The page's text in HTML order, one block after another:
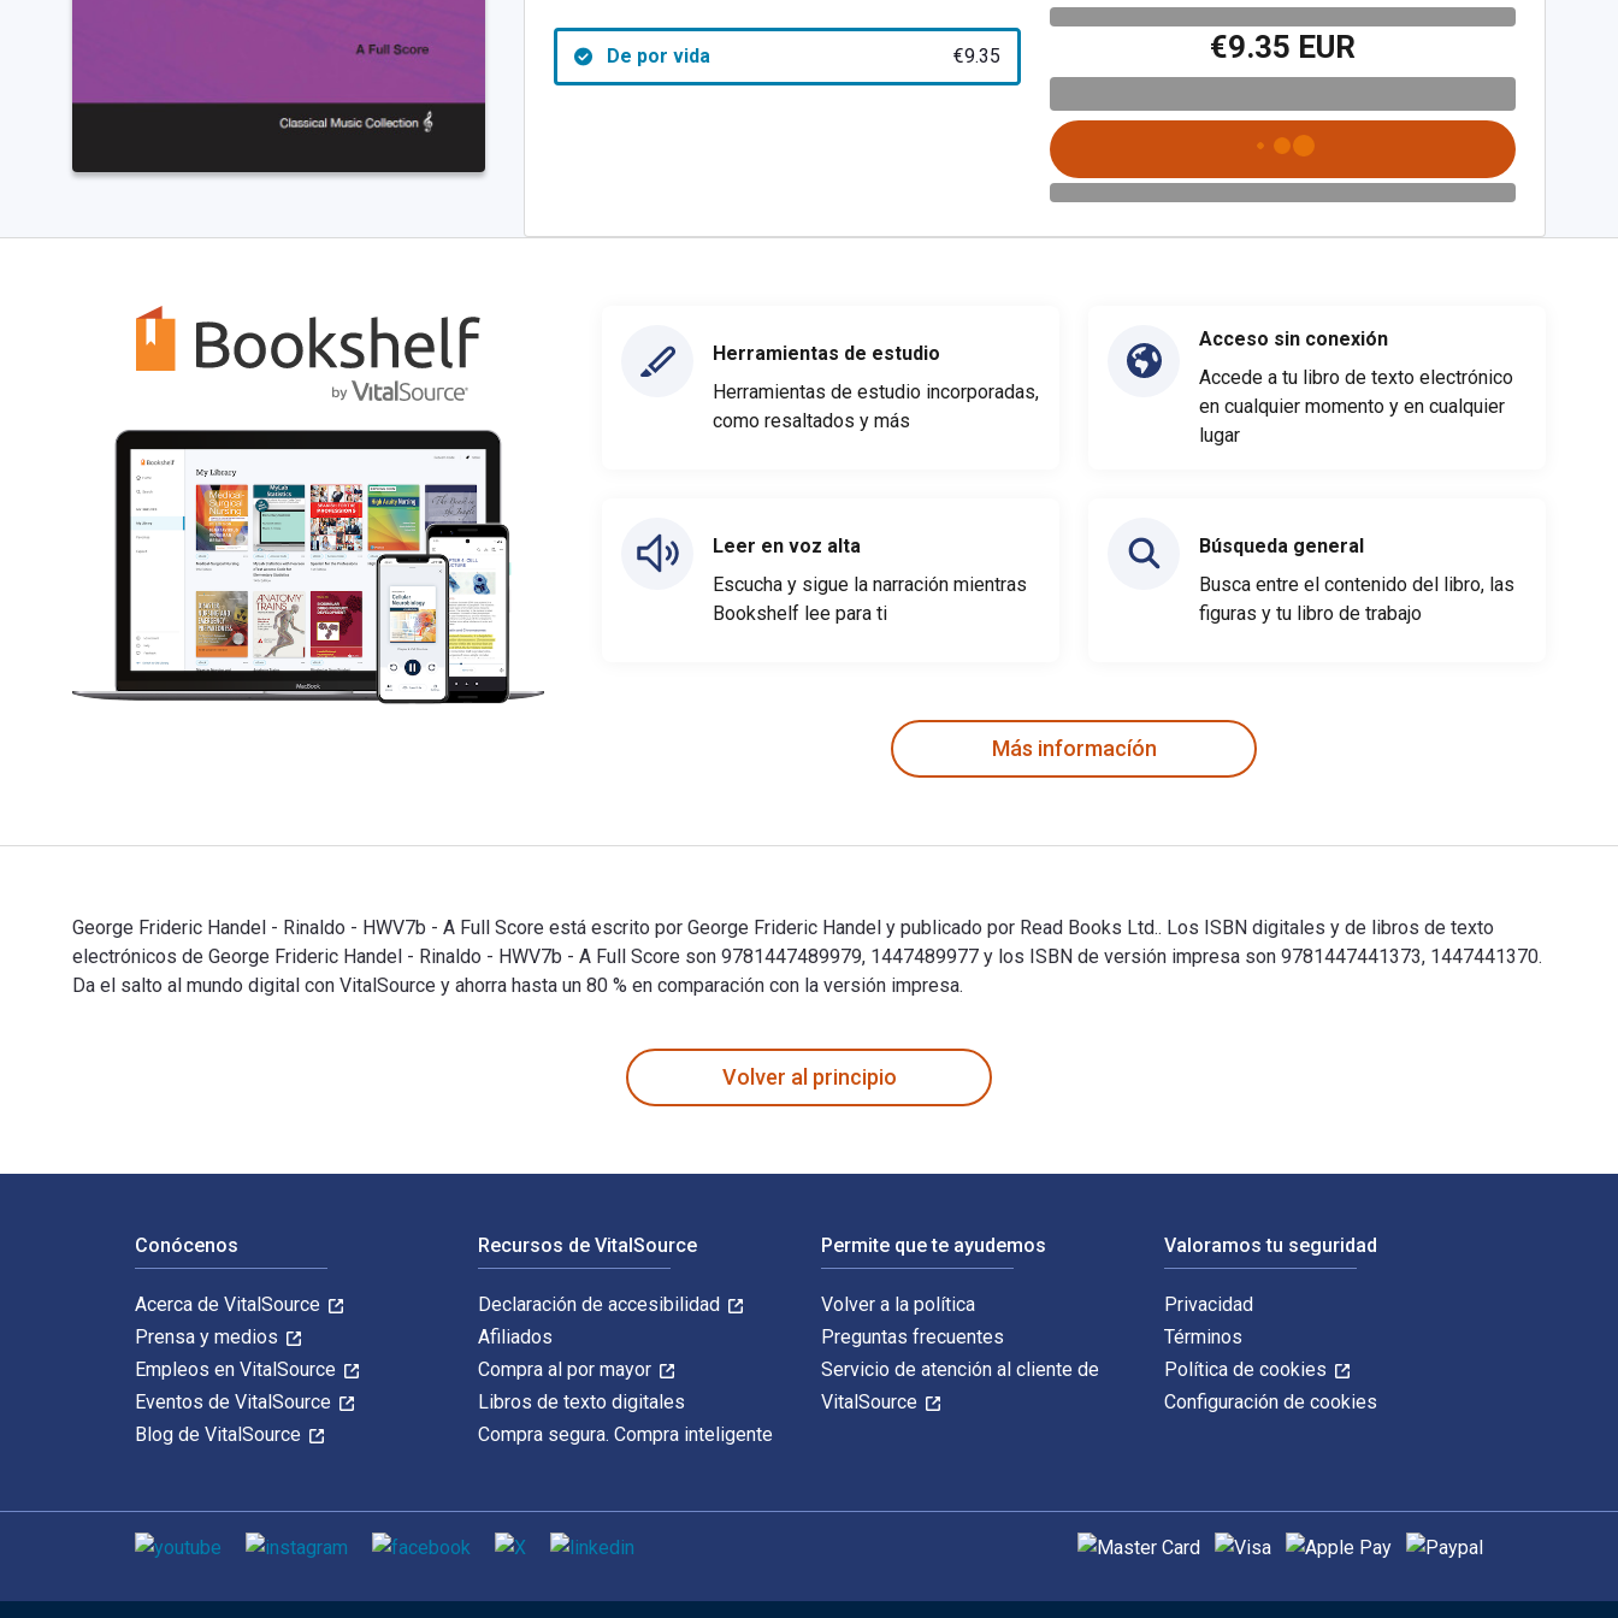
De por vida €9.35 €9.35 EUR
Herramientas de estudio
Herramientas de estudio incorporadas,
como resaltados y más
Leer en voz alta
Escucha y sigue la narración mientras
Bookshelf lee para ti
Acceso sin conexión
Accede a tu libro de texto electrónico
en cualquier momento y en cualquier
lugar
Búsqueda general
Busca entre el contenido del libro, las
figuras y tu libro de trabajo
Más informacíón
George Frideric Handel - Rinaldo - HWV7b - A Full Score está escrito por George Frideric Handel y publicado por Read Books Ltd.. Los ISBN digitales y de libros de texto
electrónicos de George Frideric Handel - Rinaldo - HWV7b - A Full Score son 9781447489979, 1447489977 y los ISBN de versión impresa son 9781447441373, 1447441370.
Da el salto al mundo digital con VitalSource y ahorra hasta un 80 % en comparación con la versión impresa.
Volver al principio
Conócenos
Acerca de VitalSource
Prensa y medios
Empleos en VitalSource
Eventos de VitalSource
Blog de VitalSource
Recursos de VitalSource
Declaración de accesibilidad
Afiliados
Compra al por mayor
Libros de texto digitales
Compra segura. Compra inteligente
Permite que te ayudemos
Volver a la política
Preguntas frecuentes
Servicio de atención al cliente de
VitalSource
Valoramos tu seguridad
Privacidad
Términos
Política de cookies
Configuración de cookies
Medios de comunicación social Métodos de pago admitidos